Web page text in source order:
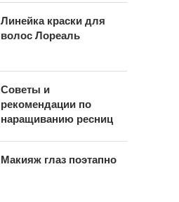
Линейка краски для
волос Лореаль
Советы и
рекомендации по
наращиванию ресниц
Макияж глаз поэтапно